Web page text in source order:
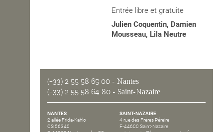
Entrée libre et gratuite
Julien Coquentin, Damien
Mousseau, Lila Neutre
(+33) 2 55 58 65 00 - Nantes
(+33) 2 55 58 64 80 - Saint-Nazaire
NANTES
2 allée Frida-Kahlo
CS 56340
SAINT-NAZAIRE
4 rue des Frères Péreire
F-44600 Saint-Nazaire